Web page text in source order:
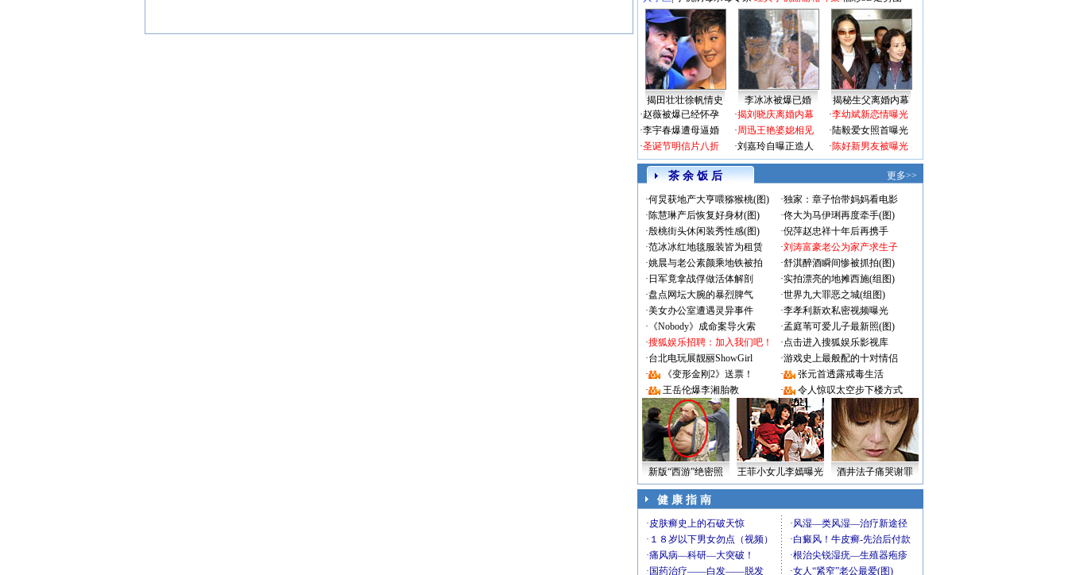
揭田壮壮徐帆情史 李冰冰被爆已婚
揭秘生父离婚内幕
·赵薇被爆已经怀孕
·李宇春爆遭母逼婚
·圣诞节明信片八折
·揭刘晓庆离婚内幕
·周迅王艳婆媳相见
·刘嘉玲自曝正造人
·李幼斌新恋情曝光
·陆毅爱女照首曝光
·陈好新男友被曝光
茶 余 饭 后 更多>>
·何炅获地产大亨喂猕猴桃(图) ·独家：章子怡带妈妈看电影
·陈慧琳产后恢复好身材(图) ·佟大为马伊琍再度牵手(图)
·殷桃街头休闲装秀性感(图) ·倪萍赵忠祥十年后再携手
·范冰冰红地毯服装皆为租赁 ·刘涛富豪老公为家产求生子
·姚晨与老公素颜乘地铁被拍 ·舒淇醉酒瞬间惨被抓拍(图)
· 日军竟拿战俘做活体解剖 ·实拍漂亮的地摊西施(组图)
·盘点网坛大腕的暴烈脾气 ·世界九大罪恶之城(组图)
·美女办公室遭遇灵异事件 ·李孝利新欢私密视频曝光
· 《Nobody》成命案导火索 ·孟庭苇可爱儿子最新照(图)
·搜狐娱乐招聘：加入我们吧！ ·点击进入搜狐娱乐影视库
·台北电玩展靓丽ShowGirl ·游戏史上最般配的十对情侣
·
《变形金刚2》送票！ ·
张元首透露戒毒生活
·
王岳伦爆李湘胎教 · 令人惊叹太空步下楼方式
新版“西游”绝密照 王菲小女儿李嫣曝光 酒井法子痛哭谢罪
健 康 指 南